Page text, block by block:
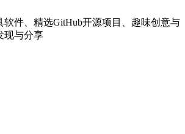
软件、精选GitHub开源项目、趣味创意与
现与分享